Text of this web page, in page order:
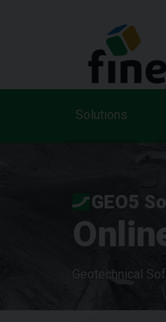
Solutions
GEO5
Geotechnical